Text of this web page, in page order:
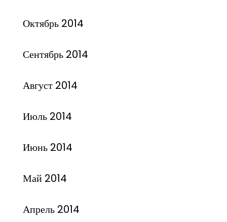
Октябрь 2014
Сентябрь 2014
Август 2014
Июль 2014
Июнь 2014
Май 2014
Апрель 2014